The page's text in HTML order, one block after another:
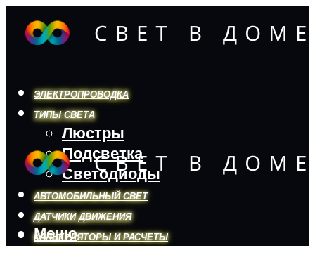
ЭЛЕКТРОПРОВОДКА
ТИПЫ СВЕТА
Люстры
Подсветка
Светодиоды
АВТОМОБИЛЬНЫЙ СВЕТ
ДАТЧИКИ ДВИЖЕНИЯ
КАЛЬКУЛЯТОРЫ И РАСЧЕТЫ
Меню